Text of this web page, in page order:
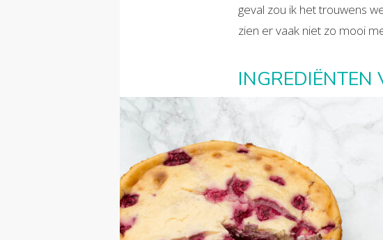
geval zou ik het trouwens
zien er vaak niet zo mooi
INGREDIËNTEN